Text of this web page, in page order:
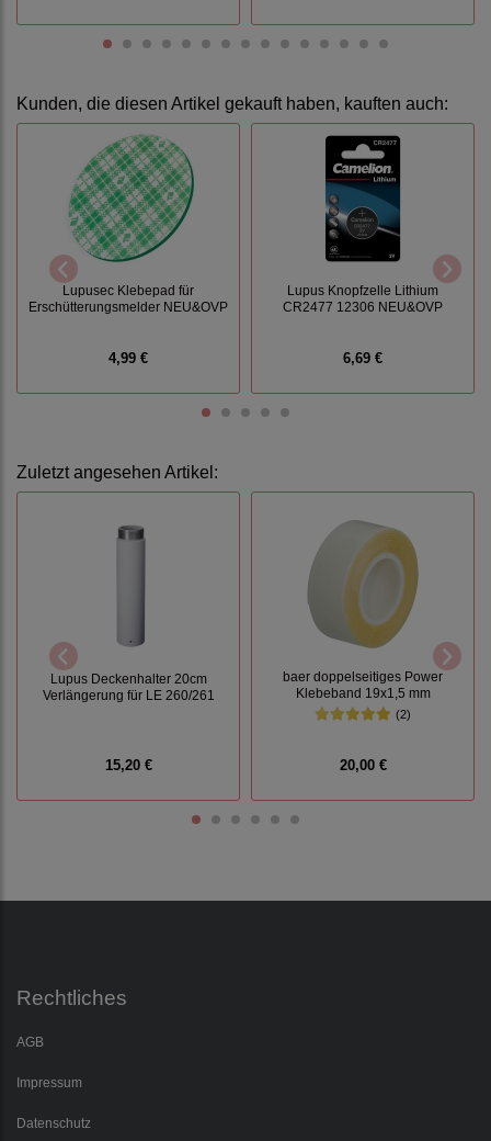
Kunden, die diesen Artikel gekauft haben, kauften auch:
Lupusec Klebepad für
Erschütterungsmelder NEU&OVP
4,99 €
Lupus Knopfzelle Lithium
CR2477 12306 NEU&OVP
6,69 €
Zuletzt angesehen Artikel:
Lupus Deckenhalter 20cm
Verlängerung für LE 260/261
15,20 €
baer doppelseitiges Power
Klebeband 19x1,5 mm
(2)
20,00 €
Rechtliches
AGB
Impressum
Datenschutz